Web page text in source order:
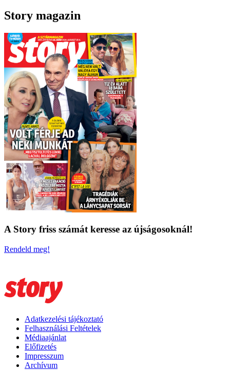
Story magazin
A Story friss számát keresse az újságosoknál!
Rendeld meg!
Adatkezelési tájékoztató
Felhasználási Feltételek
Médiaajánlat
Előfizetés
Impresszum
Archívum